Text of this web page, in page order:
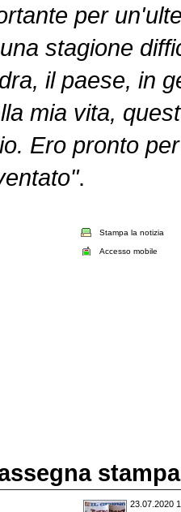
per
stagione
il paese, in
mia vita,
Ero pronto
.
Stampa la notizia
Accesso mobile
stampa
23.07.2020